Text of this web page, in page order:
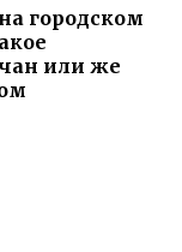
городском
или же